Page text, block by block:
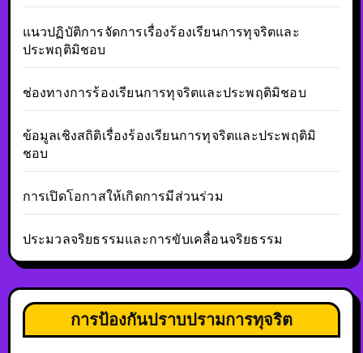
แนวปฏิบัติการจัดการเรื่องร้องเรียนการทุจริตและ
ประพฤติมิชอบ
ช่องทางการร้องเรียนการทุจริตและประพฤติมิชอบ
ข้อมูลเชิงสถิติเรื่องร้องเรียนการทุจริตและประพฤติมิ
ชอบ
การเปิดโอกาสให้เกิดการมีส่วนร่วม
ประมวลจริยธรรมและการขับเคลื่อนจริยธรรม
การป้องกันปราบปรามการทุจริต